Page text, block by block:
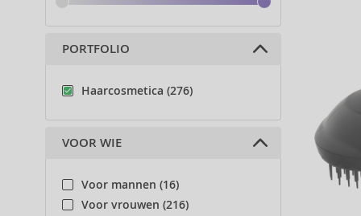
PORTFOLIO
Haarcosmetica (276)
VOOR WIE
Voor mannen (16)
Voor vrouwen (216)